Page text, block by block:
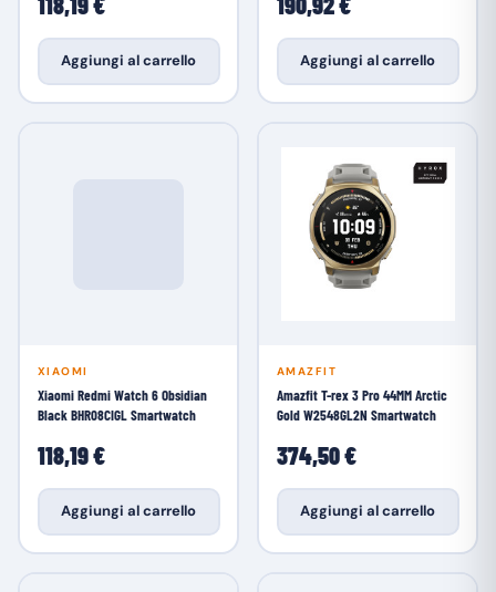
Aggiungi al carrello Aggiungi al carrello
XIAOMI
Xiaomi Redmi Watch 6 Obsidian
Black BHR08CIGL Smartwatch
118,19 €
Aggiungi al carrello
AMAZFIT
Amazfit T-rex 3 Pro 44MM Arctic
Gold W2548GL2N Smartwatch
374,50 €
Aggiungi al carrello